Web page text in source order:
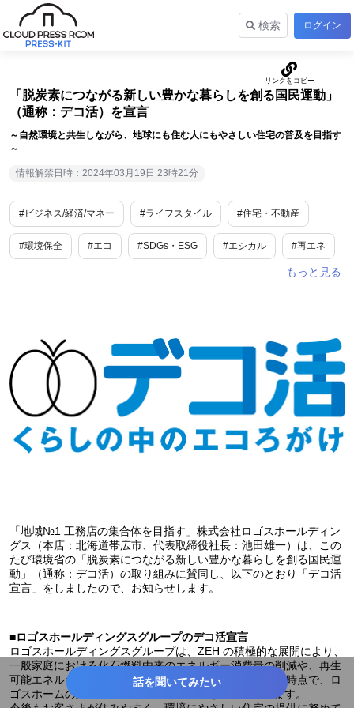
検索 ログイン
「脱炭素につながる新しい豊かな暮らしを創る国民運動」
（通称：デコ活）を宣言
～自然環境と共生しながら、地球にも住む人にもやさしい住宅の普及を目指す
～
情報解禁日時：2024年03月19日 23時21分
#ビジネス/経済/マネー #ライフスタイル #住宅・不動産
#環境保全 #エコ #SDGs・ESG #エシカル #再エネ
「地域№1 工務店の集合体を目指す」株式会社ロゴスホールディン
グス（本店：北海道帯広市、代表取締役社⾧：池田雄一）は、この
たび環境省の「脱炭素につながる新しい豊かな暮らしを創る国民運
動」（通称：デコ活）の取り組みに賛同し、以下のとおり「デコ活
宣言」をしましたので、お知らせします。
■ロゴスホールディングスグループのデコ活宣言
ロゴスホールディングスグループは、ZEH の積極的な展開により、
一般家庭における化石燃料由来のエネルギー消費量の削減や、再生
可能エネルギーの活用を推進しています。2022 年11 月時点で、ロ
ゴスホームの東北部門ではZEH 率100%を達成しています。
話を聞いてみたい